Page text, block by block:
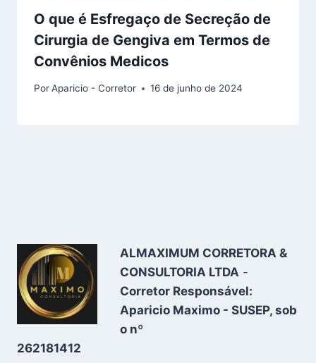
O que é Esfregaço de Secreção de
Cirurgia de Gengiva em Termos de
Convênios Medicos
PorAparicio - Corretor 16 de junho de 2024
ALMAXIMUM CORRETORA &
CONSULTORIA LTDA -
Corretor Responsável:
Aparicio Maximo - SUSEP, sob
o nº
262181412